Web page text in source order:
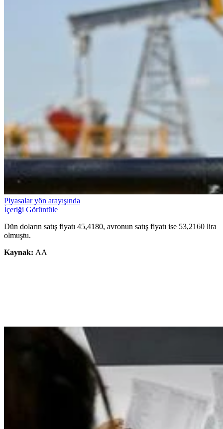
Piyasalar yön arayışında
İçeriği Görüntüle
Dün doların satış fiyatı 45,4180, avronun satış fiyatı ise 53,2160 lira
olmuştu.
Kaynak: AA